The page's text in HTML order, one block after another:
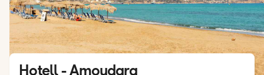
Hotell -Amoudara